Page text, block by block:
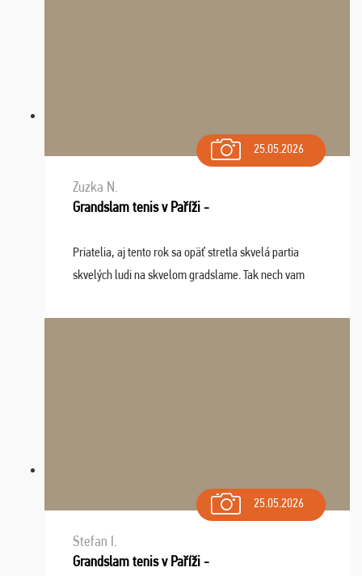
25.05.2026
Zuzka N.
Grandslam tenis v Paříži -
Priatelia, aj tento rok sa opäť stretla skvelá partia
skvelých ludi na skvelom gradslame. Tak nech vam
sa na budúci rok. Prajem vam este veľa ta ...
25.05.2026
Stefan I.
Grandslam tenis v Paříži -